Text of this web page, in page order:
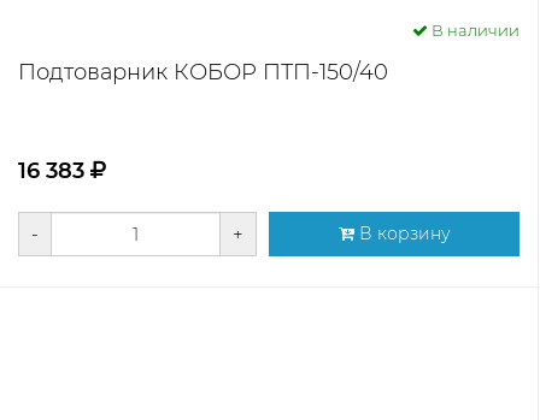
В наличии
Подтоварник КОБОР ПТП-150/40
16 383
- + В корзину